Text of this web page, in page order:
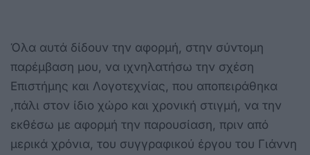
Όλα αυτά δίδουν την αφορμή, στην σύντομη
παρέμβαση μου, να ιχνηλατήσω την σχέση
Επιστήμης και Λογοτεχνίας, που αποπειράθηκα
,πάλι στον ίδιο χώρο και χρονική στιγμή, να την
εκθέσω με αφορμή την παρουσίαση, πριν από
μερικά χρόνια, του συγγραφικού έργου του Γιάννη